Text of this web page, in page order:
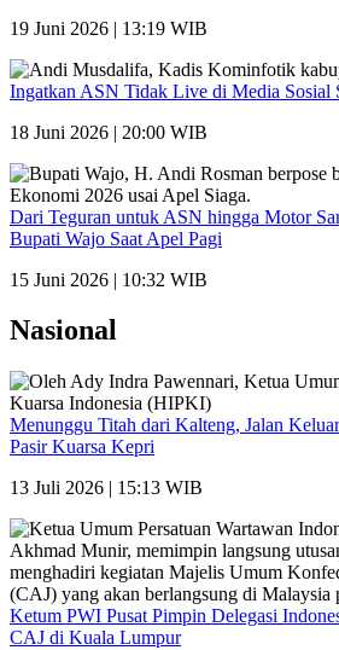
19 Juni 2026 | 13:19 WIB
Ingatkan ASN Tidak Live di Media Sosial
18 Juni 2026 | 20:00 WIB
Dari Teguran untuk ASN hingga Motor
Bupati Wajo Saat Apel Pagi
15 Juni 2026 | 10:32 WIB
Nasional
Menunggu Titah dari Kalteng, Jalan
Pasir Kuarsa Kepri
13 Juli 2026 | 15:13 WIB
Ketum PWI Pusat Pimpin Delegasi
CAJ di Kuala Lumpur